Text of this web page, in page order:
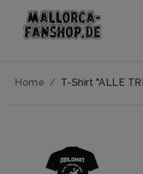
Home T-Shirt "ALLE